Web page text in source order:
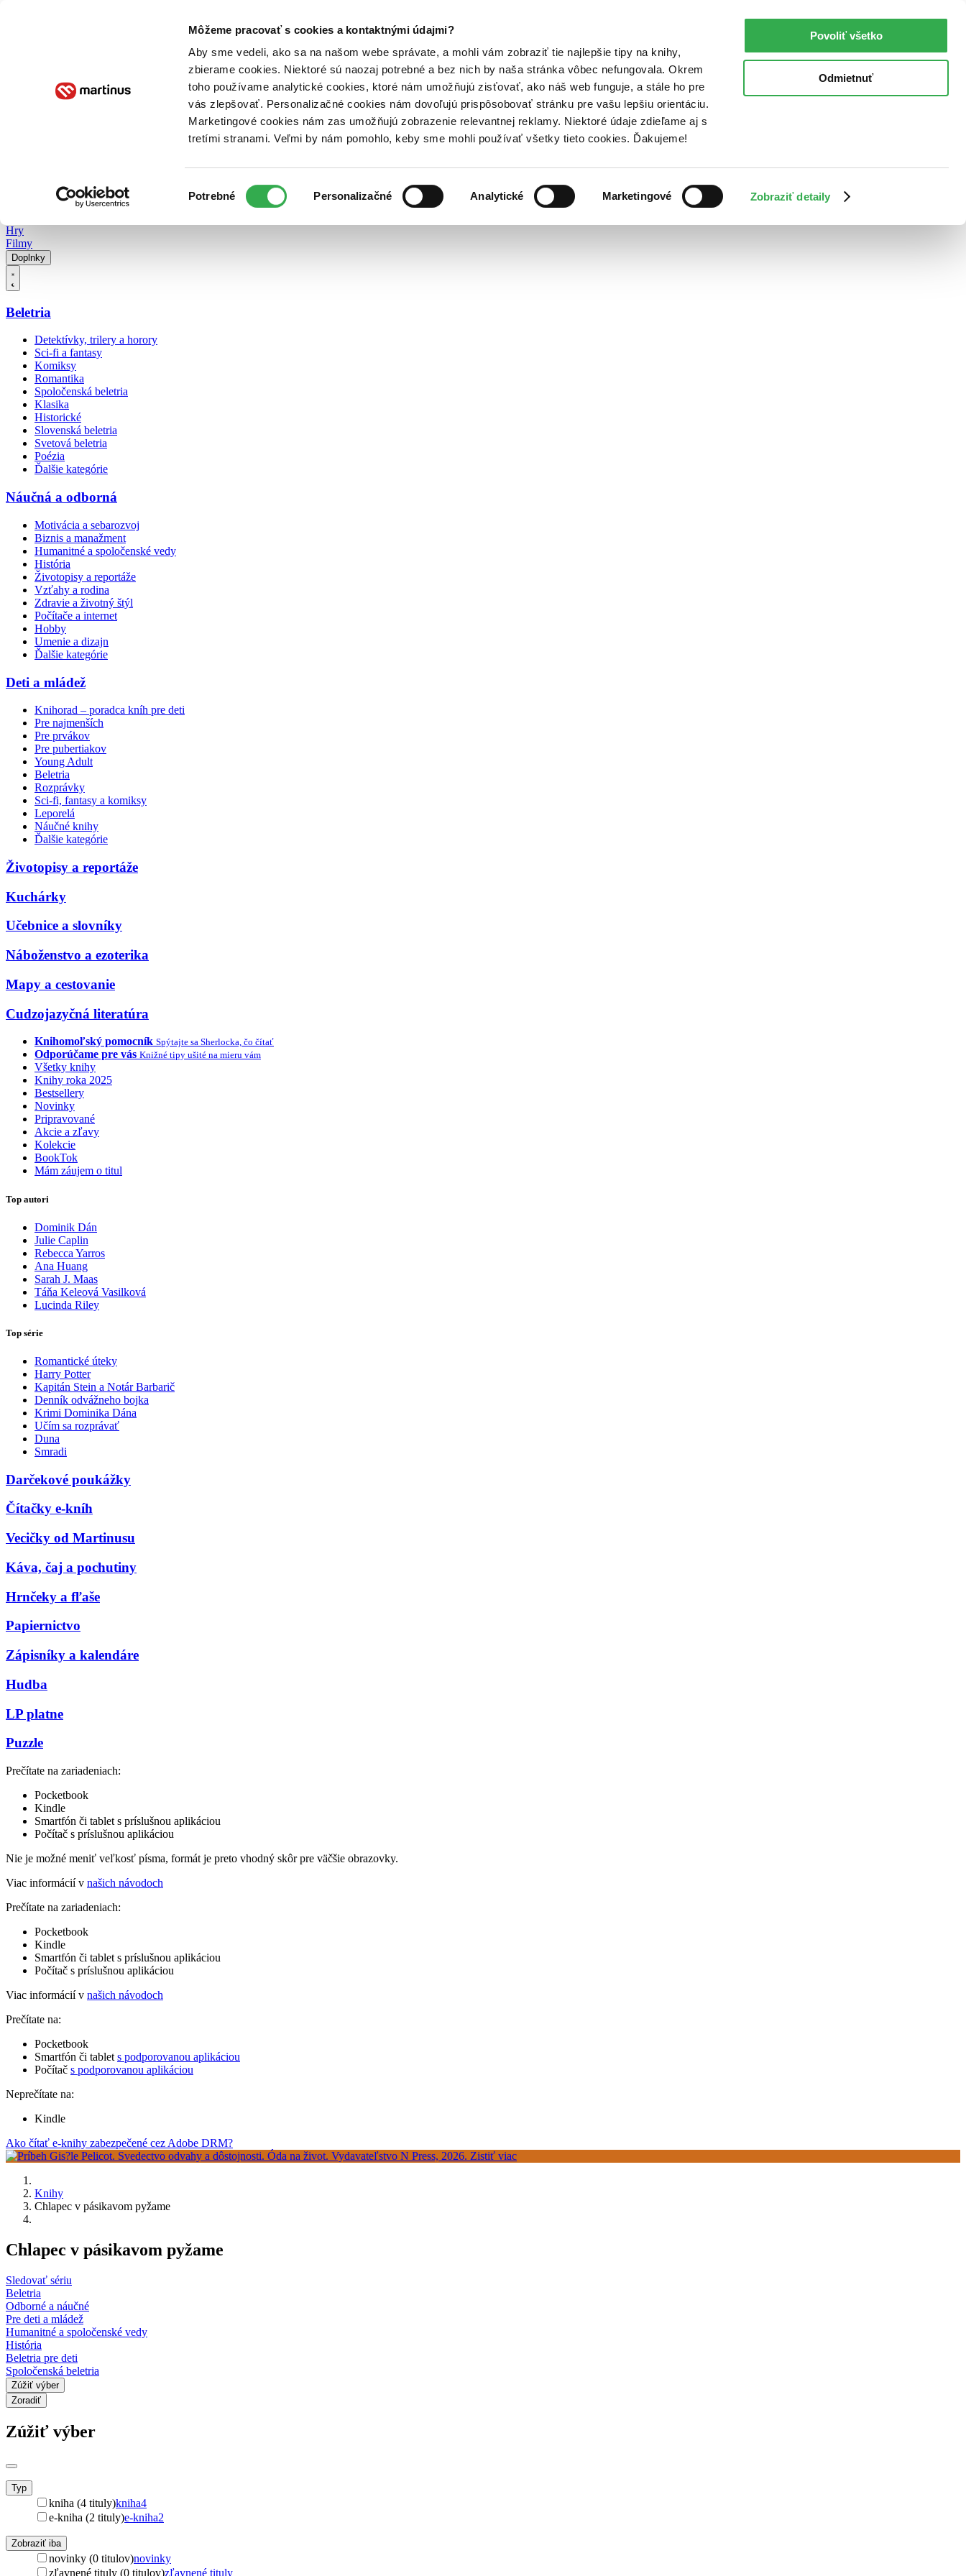
Môžeme pracovať s cookies a kontaktnými údajmi?
Aby sme vedeli, ako sa na našom webe správate, a mohli vám zobraziť tie najlepšie tipy na knihy,
zbierame cookies. Niektoré sú naozaj potrebné a bez nich by naša stránka vôbec nefungovala. Okrem
toho používame analytické cookies, ktoré nám umožňujú zisťovať, ako náš web funguje, a stále ho pre
vás zlepšovať. Personalizačné cookies nám dovoľujú prispôsobovať stránku pre vašu lepšiu orientáciu.
Marketingové cookies nám zas umožňujú zobrazenie relevantnej reklamy. Niektoré údaje zdieľame aj s
tretími stranami. Veľmi by nám pomohlo, keby sme mohli používať všetky tieto cookies. Ďakujeme!
súhlasu
Potrebné Personalizačné Analytické Marketingové Zobraziť detaily
Povoliť všetko
Odmietnuť
Poukážky Kontakt
Hry
Filmy
Doplnky
Beletria
Detektívky, trilery a horory
Sci-fi a fantasy
Komiksy
Romantika
Spoločenská beletria
Klasika
Historické
Slovenská beletria
Svetová beletria
Poézia
Ďalšie kategórie
Náučná a odborná
Motivácia a sebarozvoj
Biznis a manažment
Humanitné a spoločenské vedy
História
Životopisy a reportáže
Vzťahy a rodina
Zdravie a životný štýl
Počítače a internet
Hobby
Umenie a dizajn
Ďalšie kategórie
Deti a mládež
Knihorad – poradca kníh pre deti
Pre najmenších
Pre prvákov
Pre pubertiakov
Young Adult
Beletria
Rozprávky
Sci-fi, fantasy a komiksy
Leporelá
Náučné knihy
Ďalšie kategórie
Životopisy a reportáže
Kuchárky
Učebnice a slovníky
Náboženstvo a ezoterika
Mapy a cestovanie
Cudzojazyčná literatúra
Knihomoľský pomocník Spýtajte sa Sherlocka, čo čítať
Odporúčame pre vás Knižné tipy ušité na mieru vám
Všetky knihy
Knihy roka 2025
Bestsellery
Novinky
Pripravované
Akcie a zľavy
Kolekcie
BookTok
Mám záujem o titul
Top autori
Dominik Dán
Julie Caplin
Rebecca Yarros
Ana Huang
Sarah J. Maas
Táňa Keleová Vasilková
Lucinda Riley
Top série
Romantické úteky
Harry Potter
Kapitán Stein a Notár Barbarič
Denník odvážneho bojka
Krimi Dominika Dána
Učím sa rozprávať
Duna
Smradi
Darčekové poukážky
Čítačky e-kníh
Vecičky od Martinusu
Káva, čaj a pochutiny
Hrnčeky a fľaše
Papiernictvo
Zápisníky a kalendáre
Hudba
LP platne
Puzzle
Prečítate na zariadeniach:
Pocketbook
Kindle
Smartfón či tablet s príslušnou aplikáciou
Počítač s príslušnou aplikáciou
Nie je možné meniť veľkosť písma, formát je preto vhodný skôr pre väčšie obrazovky.
Viac informácií v našich návodoch
Prečítate na zariadeniach:
Pocketbook
Kindle
Smartfón či tablet s príslušnou aplikáciou
Počítač s príslušnou aplikáciou
Viac informácií v našich návodoch
Prečítate na:
Pocketbook
Smartfón či tablet s podporovanou aplikáciou
Počítač s podporovanou aplikáciou
Neprečítate na:
Kindle
Ako čítať e-knihy zabezpečené cez Adobe DRM?
Knihy
Chlapec v pásikavom pyžame
Chlapec v pásikavom pyžame
Sledovať sériu
Beletria
Odborné a náučné
Pre deti a mládež
Humanitné a spoločenské vedy
História
Beletria pre deti
Spoločenská beletria
Zúžiť výber
Zoradiť
Zúžiť výber
Typ
kniha (4 tituly)kniha4
e-kniha (2 tituly)e-kniha2
Zobraziť iba
novinky (0 titulov)novinky
zľavnené tituly (0 titulov)zľavnené tituly